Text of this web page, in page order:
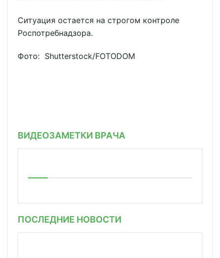
Ситуация остается на строгом контроле
Роспотребнадзора.
Фото: Shutterstoсk/FOTODOM
ВИДЕОЗАМЕТКИ ВРАЧА
ПОСЛЕДНИЕ НОВОСТИ